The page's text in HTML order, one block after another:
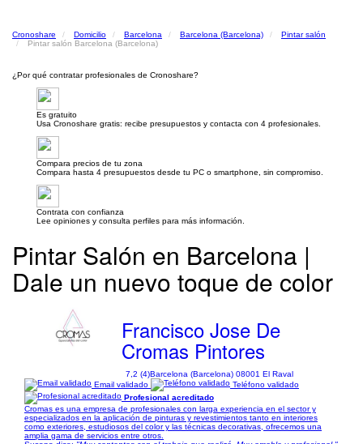
Cronoshare Domicilio Barcelona Barcelona (Barcelona)
Pintar salón
Pintar salón Barcelona (Barcelona)
¿Por qué contratar profesionales de Cronoshare?
Es gratuito
Usa Cronoshare gratis: recibe presupuestos y contacta con 4 profesionales.
Compara precios de tu zona
Compara hasta 4 presupuestos desde tu PC o smartphone, sin compromiso.
Contrata con confianza
Lee opiniones y consulta perfiles para más información.
Pintar Salón en Barcelona |
Dale un nuevo toque de color
Francisco Jose De
Cromas Pintores
7,2 (4)Barcelona (Barcelona) 08001 El Raval
Email validado
Teléfono validado
Profesional acreditado
Cromas es una empresa de profesionales con larga experiencia en el sector y
especializados en la aplicación de pinturas y revestimientos tanto en interiores
como exteriores, estudiosos del color y las técnicas decorativas, ofrecemos una
amplia gama de servicios entre otros.